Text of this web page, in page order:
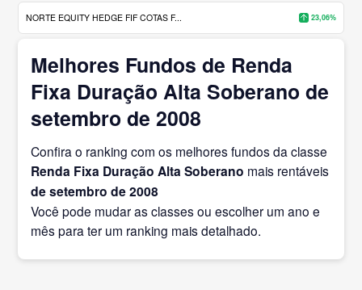
NORTE EQUITY HEDGE FIF COTAS F... 23,06%
Melhores Fundos de Renda
Fixa Duração Alta Soberano de
setembro de 2008
Confira o ranking com os melhores fundos da classe
Renda Fixa Duração Alta Soberano mais rentáveis
de setembro de 2008
Você pode mudar as classes ou escolher um ano e
mês para ter um ranking mais detalhado.